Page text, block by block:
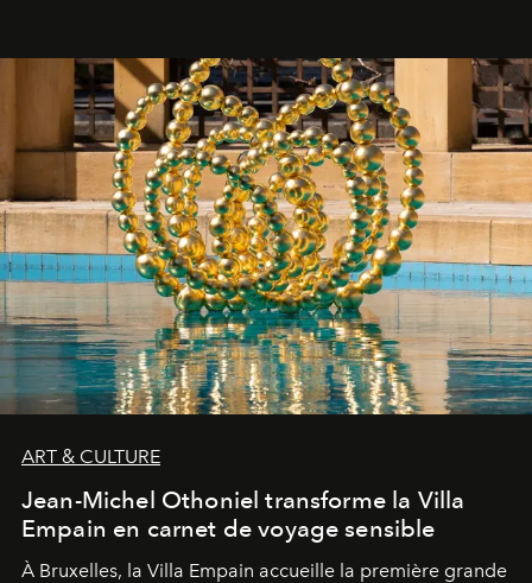
ART & CULTURE
Jean-Michel Othoniel transforme la Villa
Empain en carnet de voyage sensible
À Bruxelles, la Villa Empain accueille la première grande